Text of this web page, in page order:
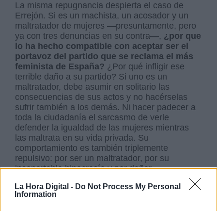
La Hora Digital - Do Not Process My Personal
Information
La misma repugnancia despierta el caso de
Errejón. Si es un machista, un acosador y un
maltratador de mujeres —presuntamente, pero
ya con tres denuncias en su contra—, ¿por que
lo ha hecho compatible con aceptar ser el
portavoz del partido que se reclama el más
feminista de España? ¿Por qué infligir ese
terrible daño a su partido? Si uno es un
maltratador, debe asumir en solitario las
consecuencias de sus actos y no hacérselas
sufrir también a los demás. Ni hacer padecer a
toda la ciudadanía el sarcasmo de verle
defender la igualdad de las mujeres mientras
las maltrata en su vida privada. Su
comportamiento es también triplemente
repulsivo: por ser un maltratador, por su
insoportable hipocresía y por dañar